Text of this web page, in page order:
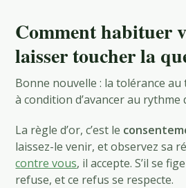
Comment habituer
laisser toucher la
Bonne nouvelle : la tolérance
à condition d’avancer au rythme
La règle d’or, c’est le
laissez-le venir, et observez sa
contre vous, il accepte. S’il se
refuse, et ce refus se respecte.